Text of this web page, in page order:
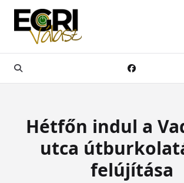
Skip
content
Hétfőn indul a
utca
felújítása